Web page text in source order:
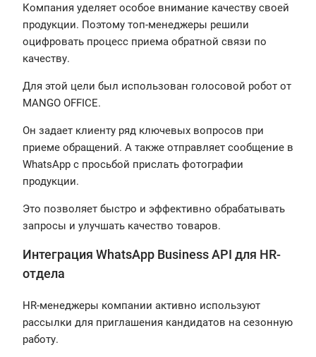
Компания уделяет особое внимание качеству своей
продукции. Поэтому топ-менеджеры решили
оцифровать процесс приема обратной связи по
качеству.
Для этой цели был использован голосовой робот от
MANGO OFFICE.
Он задает клиенту ряд ключевых вопросов при
приеме обращений. А также отправляет сообщение в
WhatsApp с просьбой прислать фотографии
продукции.
Это позволяет быстро и эффективно обрабатывать
запросы и улучшать качество товаров.
Интеграция WhatsApp Business API для HR-
отдела
HR-менеджеры компании активно используют
рассылки для приглашения кандидатов на сезонную
работу.